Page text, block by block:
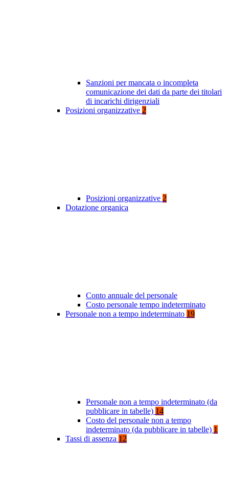
Sanzioni per mancata o incompleta
comunicazione dei dati da parte dei titolari
di incarichi dirigenziali
Posizioni organizzative 2
Posizioni organizzative 2
Dotazione organica
Conto annuale del personale
Costo personale tempo indeterminato
Personale non a tempo indeterminato 19
Personale non a tempo indeterminato (da
pubblicare in tabelle) 14
Costo del personale non a tempo
indeterminato (da pubblicare in tabelle) 1
Tassi di assenza 12